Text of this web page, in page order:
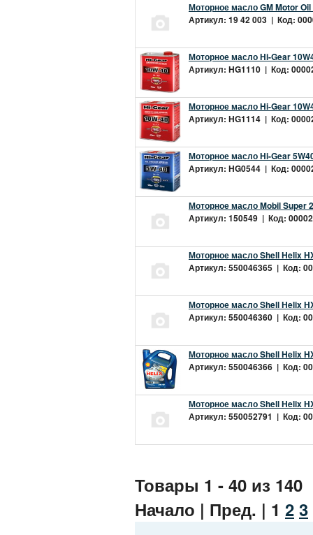
Моторное масло GM Motor
Артикул: 19 42 003 | Код:
Моторное масло Hi-Gear
Артикул: HG1110 | Код:
Моторное масло Hi-Gear
Артикул: HG1114 | Код:
Моторное масло Hi-Gear
Артикул: HG0544 | Код:
Моторное масло Mobil Super
Артикул: 150549 | Код:
Моторное масло Shell Helix
Артикул: 550046365 | Код:
Моторное масло Shell Helix
Артикул: 550046360 | Код:
Моторное масло Shell Helix
Артикул: 550046366 | Код:
Моторное масло Shell Helix
Артикул: 550052791 | Код:
Товары 1 - 40 из 140
Начало | Пред. | 1 2 3